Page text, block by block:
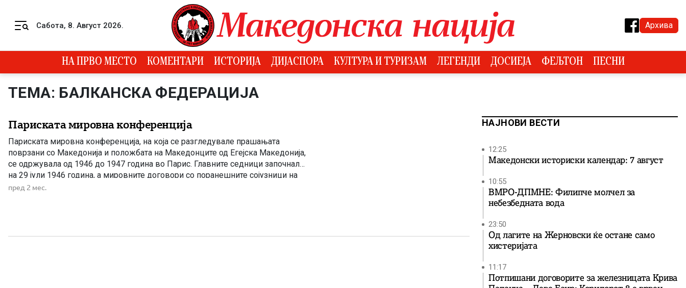
Сабота, 8. Август 2026. Архива
НА ПРВО МЕСТО КОМЕНТАРИ ИСТОРИЈА ДИЈАСПОРА КУЛТУРА И ТУРИЗАМ ЛЕГЕНДИ ДОСИЕЈА ФЕЉТОН ПЕСНИ
ТЕМА: БАЛКАНСКА ФЕДЕРАЦИЈА
Париската мировна конференција
Париската мировна конференција, на која се разгледувале прашањата
поврзани со Македонија и положбата на Македонците од Егејска Македонија,
се одржувала од 1946 до 1947 година во Парис. Главните седници започнале
на 29 јули 1946 година, а мировните договори со поранешните сојузници на
нацистичка Германија биле потпишани на 10 февруари 1947 година.
пред 2 мес.
НАЈНОВИ ВЕСТИ
12:25
Македонски историски календар: 7 август
10:55
ВМРО-ДПМНЕ: Филипче молчел за
небезбедната вода
23:50
Од лагите на Жерновски ќе остане само
хистеријата
11:17
Потпишани договорите за железницата Крива